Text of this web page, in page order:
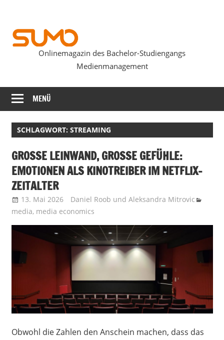
springen
SUMOmag
Onlinemagazin des Bachelor-Studiengangs
Medienmanagement
MENÜ
SCHLAGWORT: STREAMING
GROSSE LEINWAND, GROSSE GEFÜHLE: EM
OTIONEN ALS KINOTREIBER IM NETFLIX-ZE
ITALTER
13. Mai 2026 Daniel Roob und Aleksandra Mitrovic
media, media economics
Obwohl die Zahlen den Anschein machen, dass das